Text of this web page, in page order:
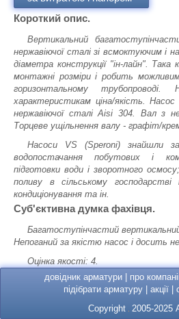
Короткий опис.
Вертикальний
нержавіючої сталі зі всмоктуючим і
діаметра конструкції "ін-лайн". Така
монтажні розміри і робить
горизонтальному
характеристикам ціна/якість.
нержавіючої сталі Aisi 304. Вал з
Торцеве ущільнення валу - графіт/
Насоси VS (Speroni) знайшли
водопостачання побутових і
підготовки води і зворотного
поливу в сільському
кондиціонування та ін.
Суб'єктивна думка фахівця.
Багатоступінчастий
Непоганий за якістю насос і досить
Оцінка якості: 4.
довідник арматури
про
підібрати арматуру| акції|
Copyright 2005-2025